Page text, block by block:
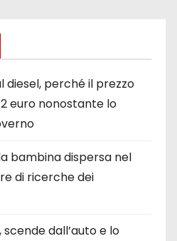
diesel, perché il prezzo
euro nonostante lo
bambina dispersa nel
di ricerche dei
dall’auto e lo